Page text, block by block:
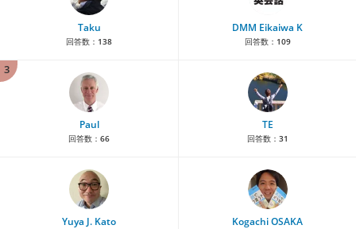
Taku
回答数： 138
DMM Eikaiwa K
回答数： 109
3
Paul
回答数： 66
TE
回答数： 31
Yuya J. Kato Kogachi OSAKA